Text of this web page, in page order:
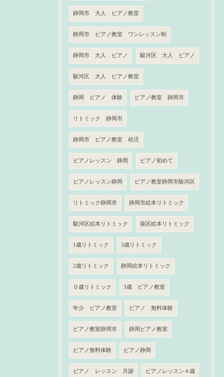
静岡市 大人 ピアノ教室
静岡市 ピアノ教室 ワンレッスン制
静岡市 大人 ピアノ 駿河区 大人 ピアノ
駿河区 大人 ピアノ教室
静岡 ピアノ 体験 ピアノ教室 静岡市
リトミック 静岡市
静岡市 ピアノ教室 幼児
ピアノレッスン 静岡 ピアノ初めて
ピアノレッスン静岡 ピアノ教室静岡市駿河区
リトミック静岡市 静岡市絵本リトミック
駿河区絵本リトミック 葵区絵本リトミック
1歳リトミック 3歳リトミック
2歳リトミック 静岡絵本リトミック
０歳リトミック 3歳 ピアノ教室
年少 ピアノ教室 ピアノ 無料体験
ピアノ教室静岡市 静岡ピアノ教室
ピアノ無料体験 ピアノ静岡
ピアノ レッスン 月謝 ピアノレッスン４歳